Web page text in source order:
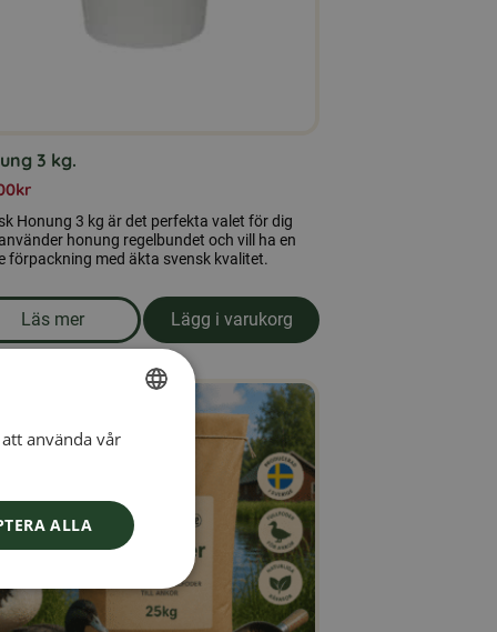
3 kg.
kr
Honung 3 kg är det perfekta valet för dig
honung regelbundet och vill ha en
förpackning med äkta svensk kvalitet.
Läs mer
om produkten Honung 3 kg.
Lägg i varukorg
SWEDISH
NORWEGIAN
använda vår
ALLA